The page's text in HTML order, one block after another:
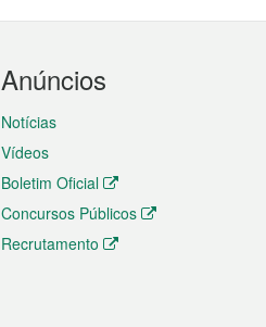
Anúncios
Notícias
Vídeos
Boletim Oficial
Concursos Públicos
Recrutamento